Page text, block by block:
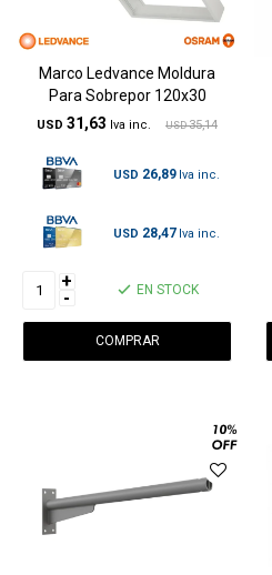
Marco Ledvance Moldura
Para Sobrepor 120x30
USD 31,63 USD 35,14
USD 26,89
USD 28,47
+
- EN STOCK